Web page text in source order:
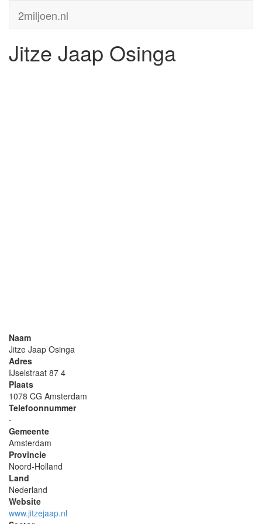
2miljoen.nl
Jitze Jaap Osinga
Naam
Jitze Jaap Osinga
Adres
IJselstraat 87 4
Plaats
1078 CG Amsterdam
Telefoonnummer
-
Gemeente
Amsterdam
Provincie
Noord-Holland
Land
Nederland
Website
www.jitzejaap.nl